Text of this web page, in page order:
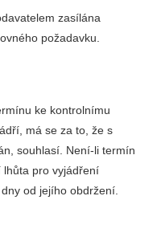
zasílána
požadavku.
ke kontrolnímu
má se za to, že s
souhlasí. Není-li termín
lhůta pro vyjádření
od jejího obdržení.